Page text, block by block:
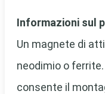
Informazioni sul
Un magnete di
neodimio o
consente il